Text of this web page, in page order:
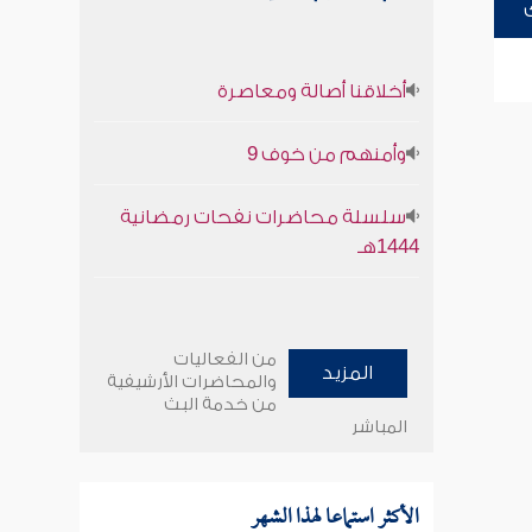
أخلاقنا أصالة ومعاصرة
وأمنهم من خوف 9
سلسلة محاضرات نفحات رمضانية
1444هـ
المزيد
من الفعاليات
والمحاضرات الأرشيفية
من خدمة البث
المباشر
الأكثر استماعا لهذا الشهر